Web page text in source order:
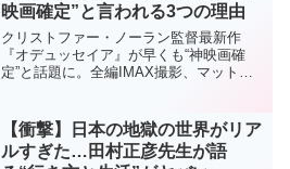
映画確定”と言われる3つの理由
クリストファー・ノーラン監督最新作
『オデュッセイア』が早くも“神映画確
定”と話題に。全編IMAX撮影、マット・
るのか、3つの理由を徹底解説します。
【衝撃】日本の地獄の世界がリア
ルすぎた…田村正彦先生が語